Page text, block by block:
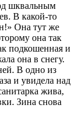
шквальным
В какой-то
Она тут же
она так
подкошенная и
она в снегу.
В одно из
и увидела над
жива,
Зина снова